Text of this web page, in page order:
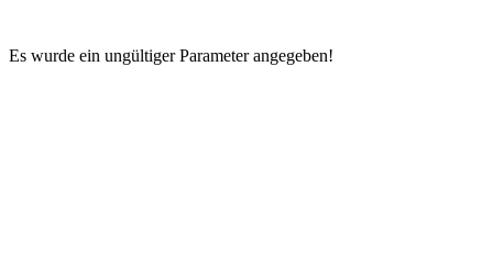
Es wurde ein ungültiger Parameter angegeben!